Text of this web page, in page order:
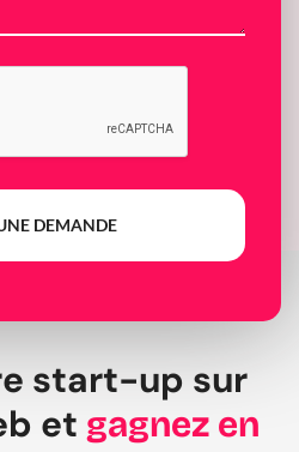
DEMANDE
start-up sur
et gagnez en